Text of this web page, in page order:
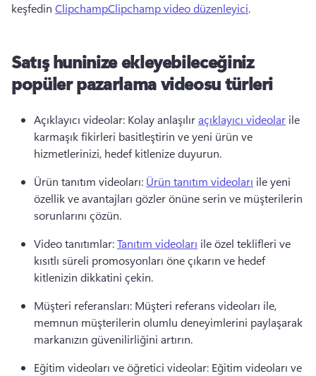
keşfedin ClipchampClipchamp video düzenleyici.
Satış huninize ekleyebileceğiniz
popüler pazarlama videosu türleri
Açıklayıcı videolar: Kolay anlaşılır açıklayıcı videolar ile
karmaşık fikirleri basitleştirin ve yeni ürün ve
hizmetlerinizi, hedef kitlenize duyurun.
Ürün tanıtım videoları: Ürün tanıtım videoları ile yeni
özellik ve avantajları gözler önüne serin ve müşterilerin
sorunlarını çözün.
Video tanıtımlar: Tanıtım videoları ile özel teklifleri ve
kısıtlı süreli promosyonları öne çıkarın ve hedef
kitlenizin dikkatini çekin.
Müşteri referansları: Müşteri referans videoları ile,
memnun müşterilerin olumlu deneyimlerini paylaşarak
markanızın güvenilirliğini artırın.
Eğitim videoları ve öğretici videolar: Eğitim videoları ve